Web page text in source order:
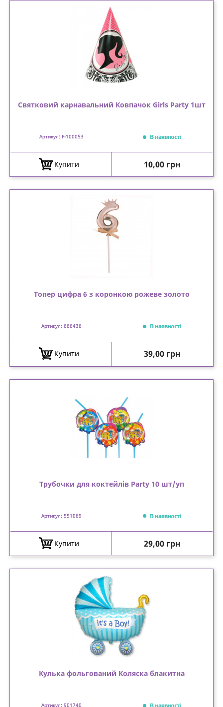
Святковий карнавальний Ковпачок Girls Party 1шт
Артикул: F-100053 В наявності
Купити Ціна
10,00 грн
Топер цифра 6 з коронкою рожеве золото
Артикул: 666436 В наявності
Купити Ціна
39,00 грн
Трубочки для коктейлів Party 10 шт/уп
Артикул: 551069 В наявності
Купити Ціна
29,00 грн
Кулька фольгований Коляска блакитна
Артикул: 901740 В наявності